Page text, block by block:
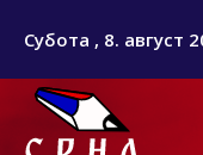
Субота , 8. август